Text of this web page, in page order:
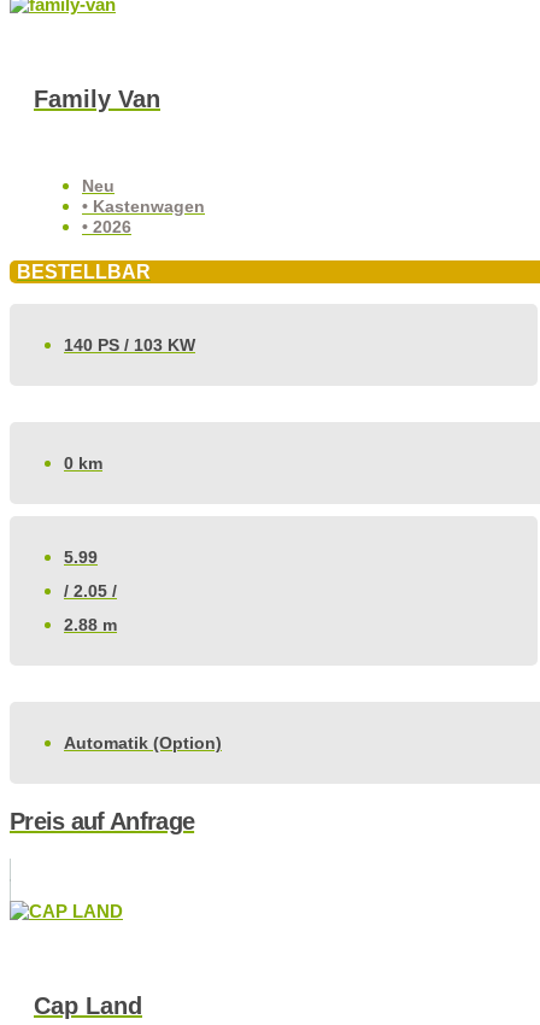
Family Van
Neu
• Kastenwagen
• 2026
BESTELLBAR
140 PS / 103 KW
0 km
5.99
/ 2.05 /
2.88 m
Automatik (Option)
Preis auf Anfrage
Cap Land